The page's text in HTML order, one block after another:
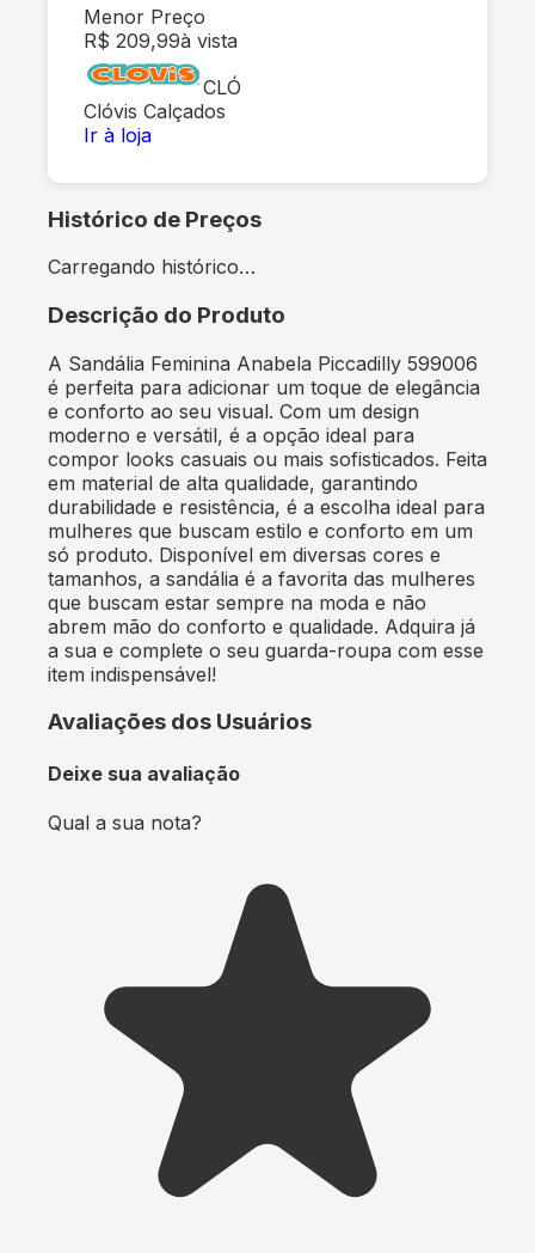
Menor Preço
R$ 209,99à vista
CLÓ
Clóvis Calçados
Ir à loja
Histórico de Preços
Carregando histórico…
Descrição do Produto
A Sandália Feminina Anabela Piccadilly 599006
é perfeita para adicionar um toque de elegância
e conforto ao seu visual. Com um design
moderno e versátil, é a opção ideal para
compor looks casuais ou mais sofisticados. Feita
em material de alta qualidade, garantindo
durabilidade e resistência, é a escolha ideal para
mulheres que buscam estilo e conforto em um
só produto. Disponível em diversas cores e
tamanhos, a sandália é a favorita das mulheres
que buscam estar sempre na moda e não
abrem mão do conforto e qualidade. Adquira já
a sua e complete o seu guarda-roupa com esse
item indispensável!
Avaliações dos Usuários
Deixe sua avaliação
Qual a sua nota?